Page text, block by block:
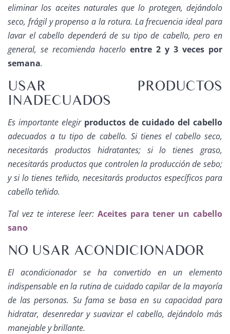
eliminar los aceites naturales que lo protegen, dejándolo
seco, frágil y propenso a la rotura. La frecuencia ideal para
lavar el cabello dependerá de su tipo de cabello, pero en
general, se recomienda hacerlo entre 2 y 3 veces por
semana.
USAR PRODUCTOS
INADECUADOS
Es importante elegir productos de cuidado del cabello
adecuados a tu tipo de cabello. Si tienes el cabello seco,
necesitarás productos hidratantes; si lo tienes graso,
necesitarás productos que controlen la producción de sebo;
y si lo tienes teñido, necesitarás productos específicos para
cabello teñido.
Tal vez te interese leer: Aceites para tener un cabello
sano
NO USAR ACONDICIONADOR
El acondicionador se ha convertido en un elemento
indispensable en la rutina de cuidado capilar de la mayoría
de las personas. Su fama se basa en su capacidad para
hidratar, desenredar y suavizar el cabello, dejándolo más
manejable y brillante.